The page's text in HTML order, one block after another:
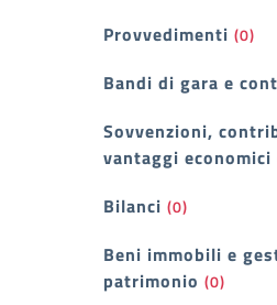
Provvedimenti (0)
Bandi di gara e
Sovvenzioni,
vantaggi economici
Bilanci (0)
Beni immobili e
patrimonio (0)